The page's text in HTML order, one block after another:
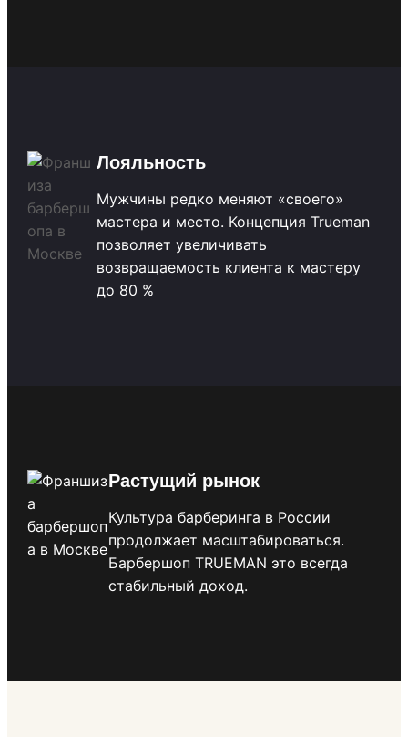
Лояльность
Мужчины редко меняют «своего»
мастера и место. Концепция Trueman
позволяет увеличивать
возвращаемость клиента к мастеру
до 80 %
Растущий рынок
Культура барберинга в России
продолжает масштабироваться.
Барбершоп TRUEMAN это всегда
стабильный доход.